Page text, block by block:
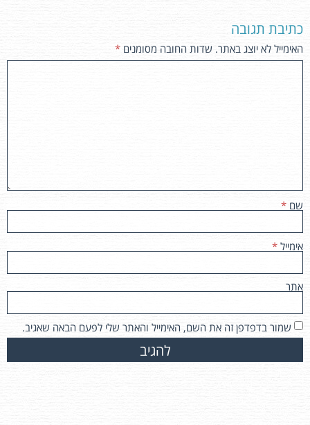
כתיבת תגובה
האימייל לא יוצג באתר. שדות החובה מסומנים *
שם *
אימייל *
אתר
שמור בדפדפן זה את השם, האימייל והאתר שלי לפעם הבאה שאגיב.